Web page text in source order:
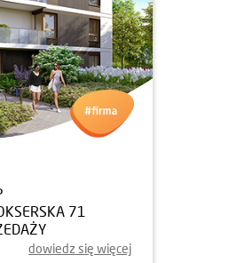
71
dowiedz się więcej